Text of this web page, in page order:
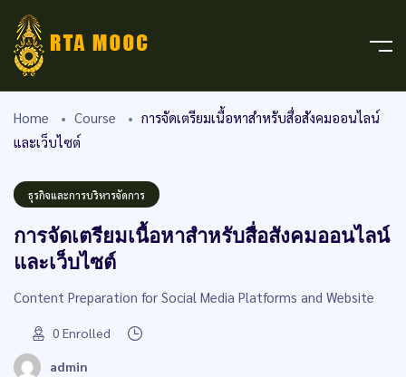
Home Course
การจัดเตรียมเนื้อหาสำหรับสื่อสังคมออนไลน์
และเว็บไซต์
ธุรกิจและการบริหารจัดการ
การจัดเตรียมเนื้อหาสำหรับสื่อสังคมออนไลน์
และเว็บไซต์
Content Preparation for Social Media Platforms and Website
0 Enrolled
admin